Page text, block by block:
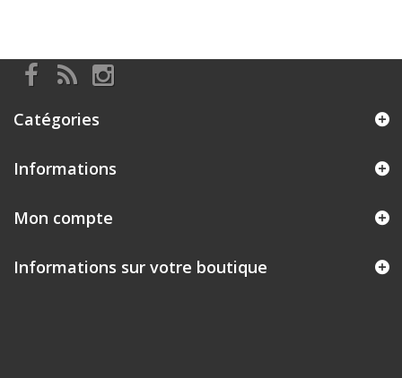
Catégories
Informations
Mon compte
Informations sur votre boutique